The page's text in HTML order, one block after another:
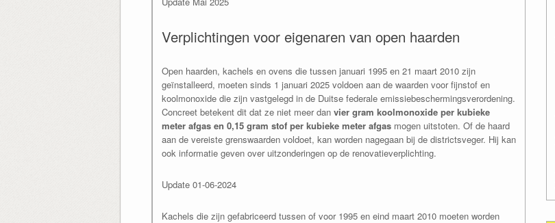
Verplichtingen voor eigenaren van open haarden
Open haarden, kachels en ovens die tussen januari 1995 en 21 maart 2010 zijn
geïnstalleerd, moeten sinds 1 januari 2025 voldoen aan de waarden voor fijnstof en
koolmonoxide die zijn vastgelegd in de Duitse federale emissiebeschermingsverordening.
Concreet betekent dit dat ze niet meer dan vier gram koolmonoxide per kubieke
meter afgas en 0,15 gram stof per kubieke meter afgasmogen uitstoten. Of de haard
aan de vereiste grenswaarden voldoet, kan worden nagegaan bij de districtsveger. Hij kan
ook informatie geven over uitzonderingen op de renovatieverplichting.
Update 01-06-2024
Kachels die zijn gefabriceerd tussen of voor 1995 en eind maart 2010 moeten worden